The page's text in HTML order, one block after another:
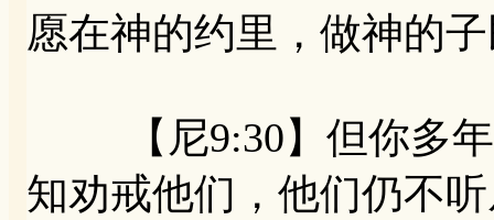
愿在神的约里，做神的
【尼9:30】但你多年
知劝戒他们，他们仍不